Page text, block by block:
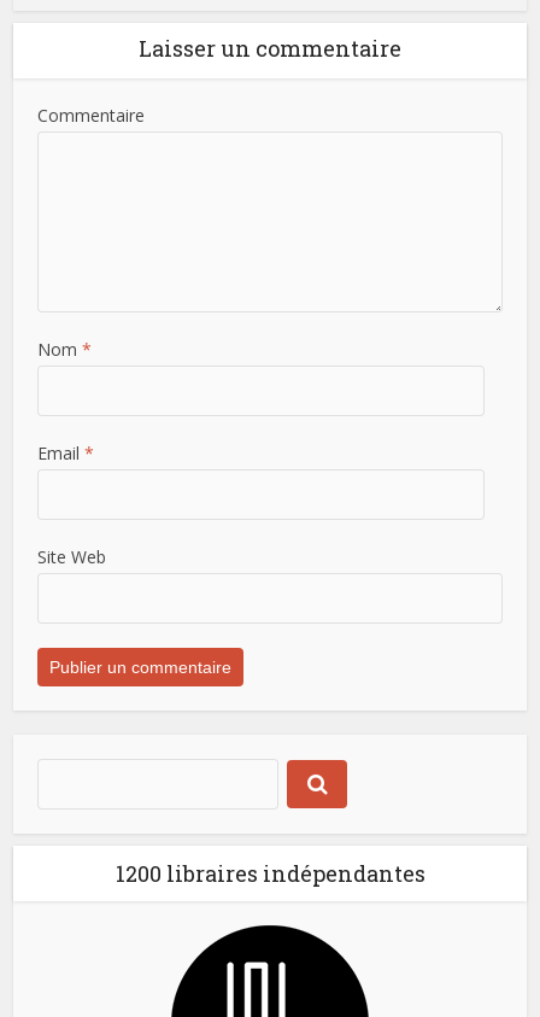
Laisser un commentaire
Commentaire
Nom *
Email *
Site Web
1200 libraires indépendantes